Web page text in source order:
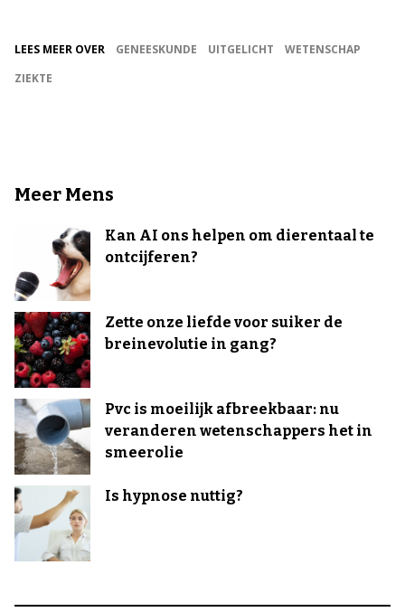
LEES MEER OVER GENEESKUNDE UITGELICHT
WETENSCHAP
ZIEKTE
Meer Mens
Kan AI ons helpen om dierentaal te
ontcijferen?
Zette onze liefde voor suiker de
breinevolutie in gang?
Pvc is moeilijk afbreekbaar: nu
veranderen wetenschappers het in
smeerolie
Is hypnose nuttig?